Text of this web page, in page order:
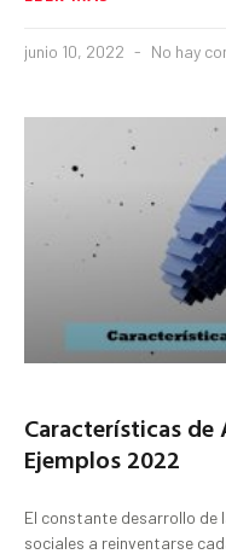
junio 10, 2022 No hay
Características
Ejemplos 2022
El constante desarrollo de
sociales a reinventarse